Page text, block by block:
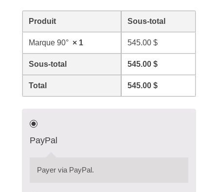
Produit Sous-total
Marque 90° × 1 545.00 $
Sous-total 545.00 $
Total 545.00 $
PayPal
Payer via PayPal.